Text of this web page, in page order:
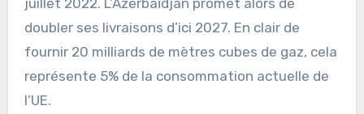
doubler ses livraisons d’ici 2027. En clair de
fournir 20 milliards de mètres cubes de gaz, cela
représente 5% de la consommation actuelle de
l’UE.